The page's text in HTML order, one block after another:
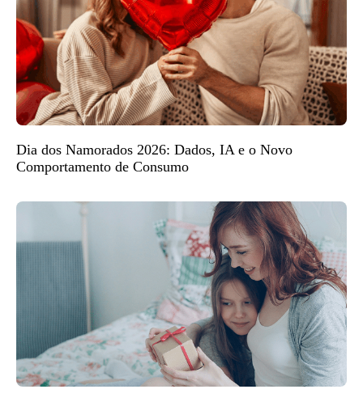
Dia dos Namorados 2026: Dados, IA e o Novo
Comportamento de Consumo